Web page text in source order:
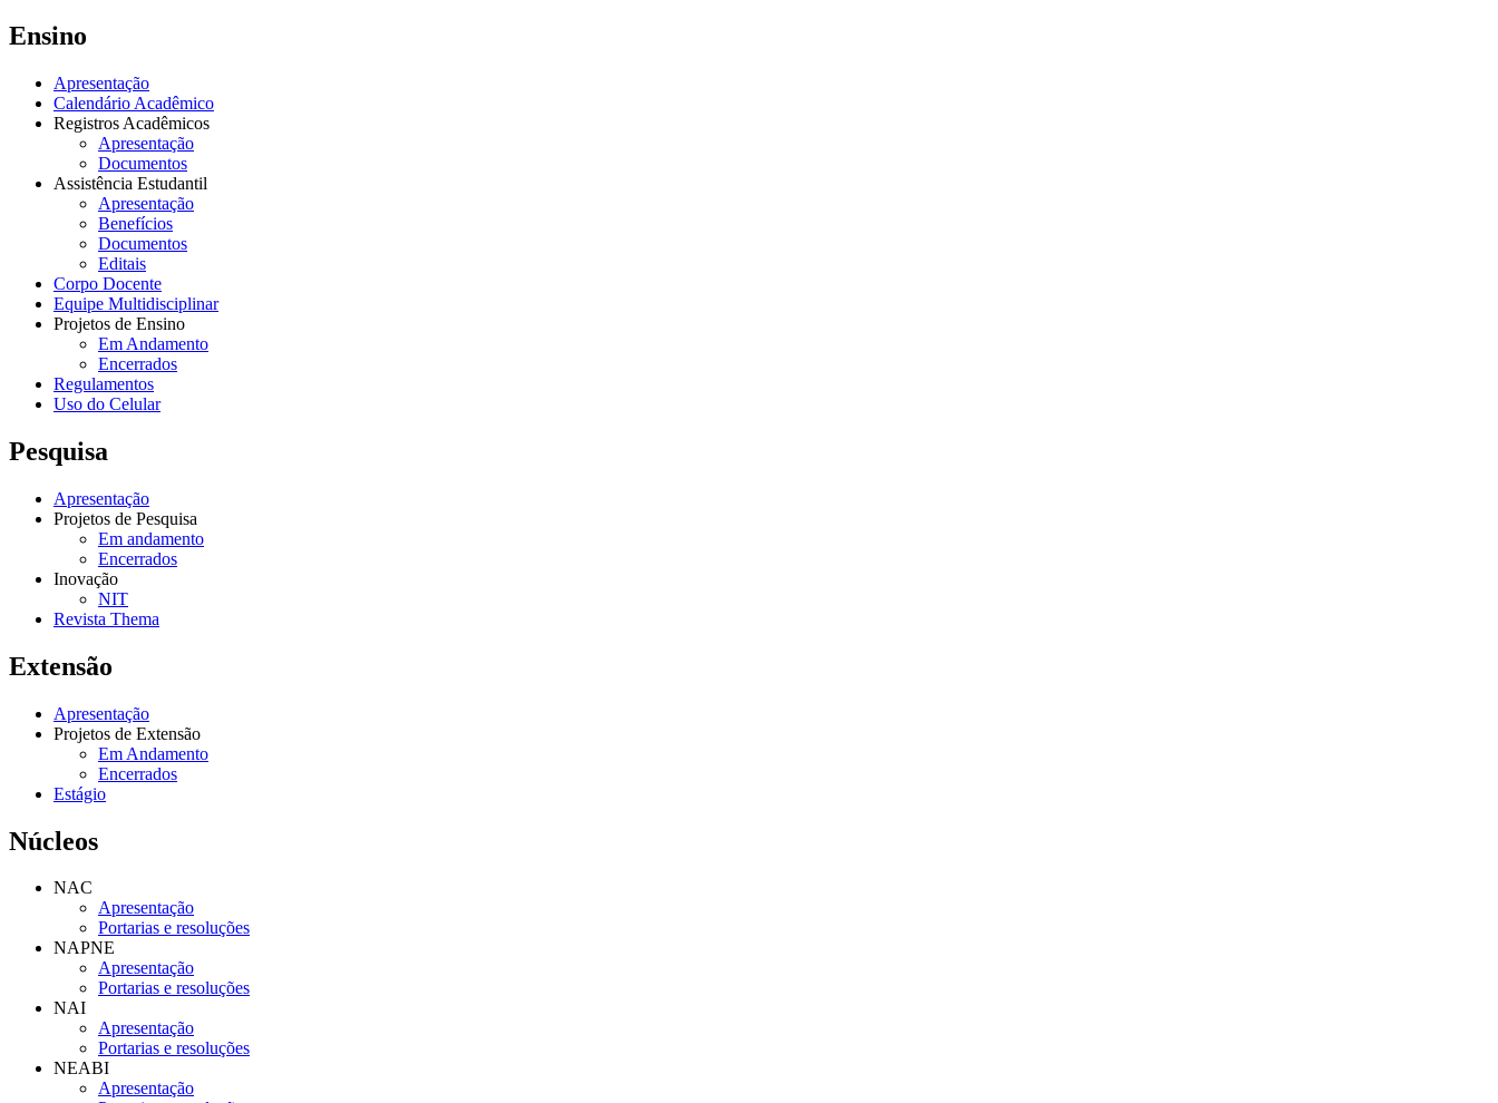
Ensino
Apresentação
Calendário Acadêmico
Registros Acadêmicos
Apresentação
Documentos
Assistência Estudantil
Apresentação
Benefícios
Documentos
Editais
Corpo Docente
Equipe Multidisciplinar
Projetos de Ensino
Em Andamento
Encerrados
Regulamentos
Uso do Celular
Pesquisa
Apresentação
Projetos de Pesquisa
Em andamento
Encerrados
Inovação
NIT
Revista Thema
Extensão
Apresentação
Projetos de Extensão
Em Andamento
Encerrados
Estágio
Núcleos
NAC
Apresentação
Portarias e resoluções
NAPNE
Apresentação
Portarias e resoluções
NAI
Apresentação
Portarias e resoluções
NEABI
Apresentação